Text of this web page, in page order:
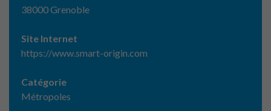
38000 Grenoble
Site Internet
https://www.smart-origin.com
Catégorie
Métropoles